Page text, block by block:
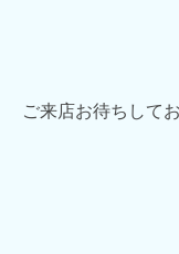
ご来店お待ちして